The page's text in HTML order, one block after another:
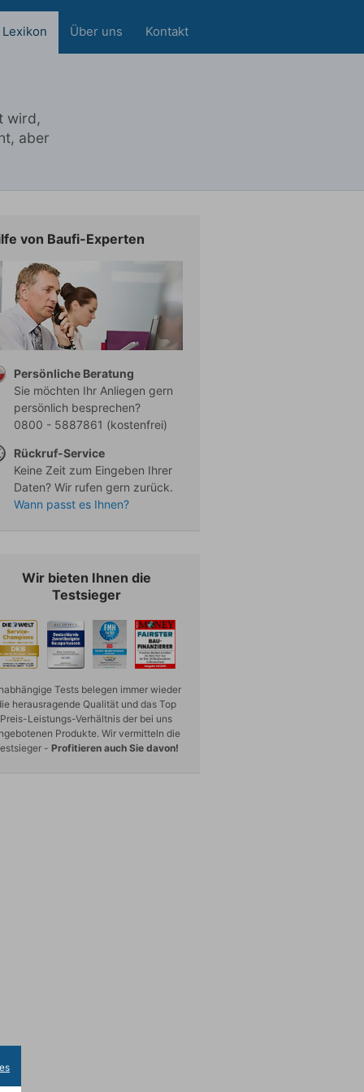
Lexikon Über uns Kontakt
wird,
aber
von Baufi-Experten
Persönliche Beratung
Sie möchten Ihr Anliegen gern
persönlich besprechen?
0800 - 5887861 (kostenfrei)
Rückruf-Service
Keine Zeit zum Eingeben Ihrer
Daten? Wir rufen gern zurück.
Wann passt es Ihnen?
Wir bieten Ihnen die
Testsieger
Tests belegen immer wieder
herausragende Qualität und das Top
Preis-Leistungs-Verhältnis der bei uns
Produkte. Wir vermitteln die
- Profitieren auch Sie davon!